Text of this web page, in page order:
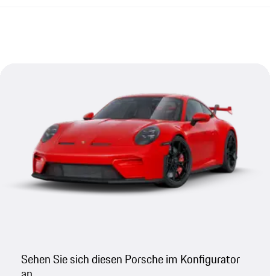
Sehen Sie sich diesen Porsche im Konfigurator